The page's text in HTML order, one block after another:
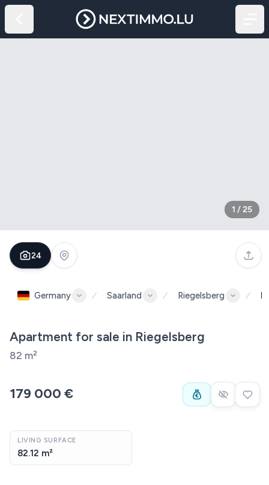
1 / 25
24
Germany Saarland Riegelsberg
Apartment for sale in Riegelsberg
82 m²
179 000 €
LIVING SURFACE
82.12 m²